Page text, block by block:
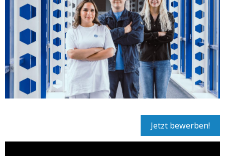
Jetzt bewerben!